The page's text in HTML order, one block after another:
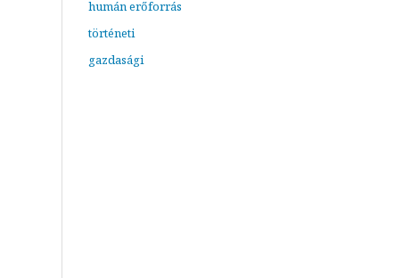
humán erőforrás
történeti
gazdasági